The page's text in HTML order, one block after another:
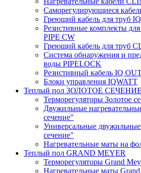
Саморегулирующиеся
Греющий кабель для труб
Резистивные комплекты
PIPE CW
Греющий кабель для труб
Система обнаружения и
воды PIPELOCK
Резистивный кабель IQ
Блоки управления IQWATT
Теплый пол ЗОЛОТОЕ СЕЧЕНИЕ
Терморегуляторы Золотое
Двужильные
сечение"
Универсальные
сечение"
Нагревательные маты на
Теплый пол GRAND MEYER
Терморегуляторы Grand
Нагревательные маты